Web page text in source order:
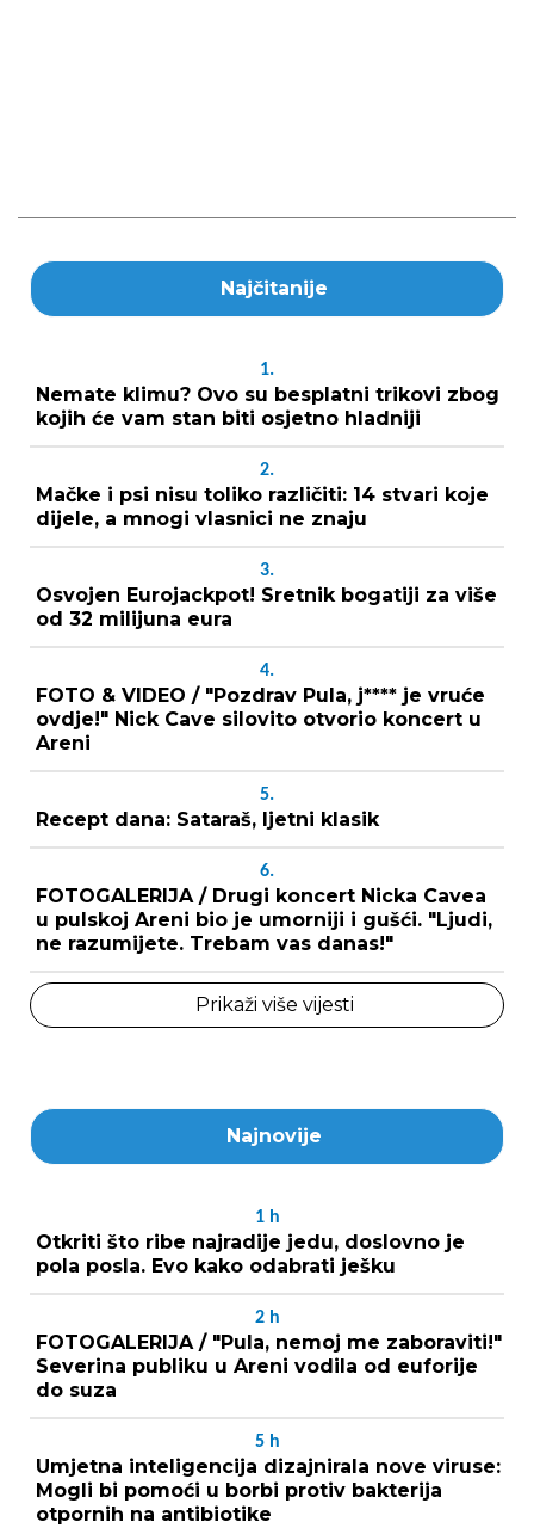
Najčitanije
1.
Nemate klimu? Ovo su besplatni trikovi zbog
kojih će vam stan biti osjetno hladniji
2.
Mačke i psi nisu toliko različiti: 14 stvari koje
dijele, a mnogi vlasnici ne znaju
3.
Osvojen Eurojackpot! Sretnik bogatiji za više
od 32 milijuna eura
4.
FOTO & VIDEO / "Pozdrav Pula, j**** je vruće
ovdje!" Nick Cave silovito otvorio koncert u
Areni
5.
Recept dana: Sataraš, ljetni klasik
6.
FOTOGALERIJA / Drugi koncert Nicka Cavea
u pulskoj Areni bio je umorniji i gušći. "Ljudi,
ne razumijete. Trebam vas danas!"
Prikaži više vijesti
Najnovije
1 h
Otkriti što ribe najradije jedu, doslovno je
pola posla. Evo kako odabrati ješku
2 h
FOTOGALERIJA / "Pula, nemoj me zaboraviti!"
Severina publiku u Areni vodila od euforije
do suza
5 h
Umjetna inteligencija dizajnirala nove viruse:
Mogli bi pomoći u borbi protiv bakterija
otpornih na antibiotike